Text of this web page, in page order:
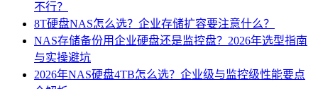
不行？
8T硬盘NAS怎么选？企业存储扩容要注意什么？
NAS存储备份用企业硬盘还是监控盘？2026年选型指南
与实操避坑
2026年NAS硬盘4TB怎么选？企业级与监控级性能要点